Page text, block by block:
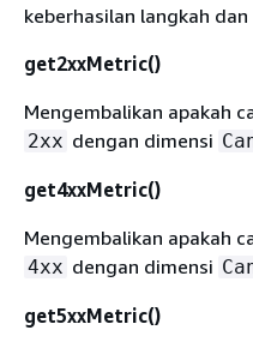
keberhasilan langkah
get2xxMetric()
Mengembalikan apakah
2xx dengan dimensi
get4xxMetric()
Mengembalikan apakah
4xx dengan dimensi
get5xxMetric()